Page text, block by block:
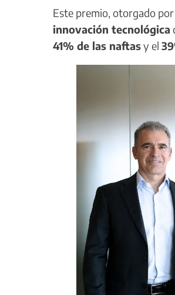
Este premio, otorgado por
innovación tecnológica
41% de las naftasy el